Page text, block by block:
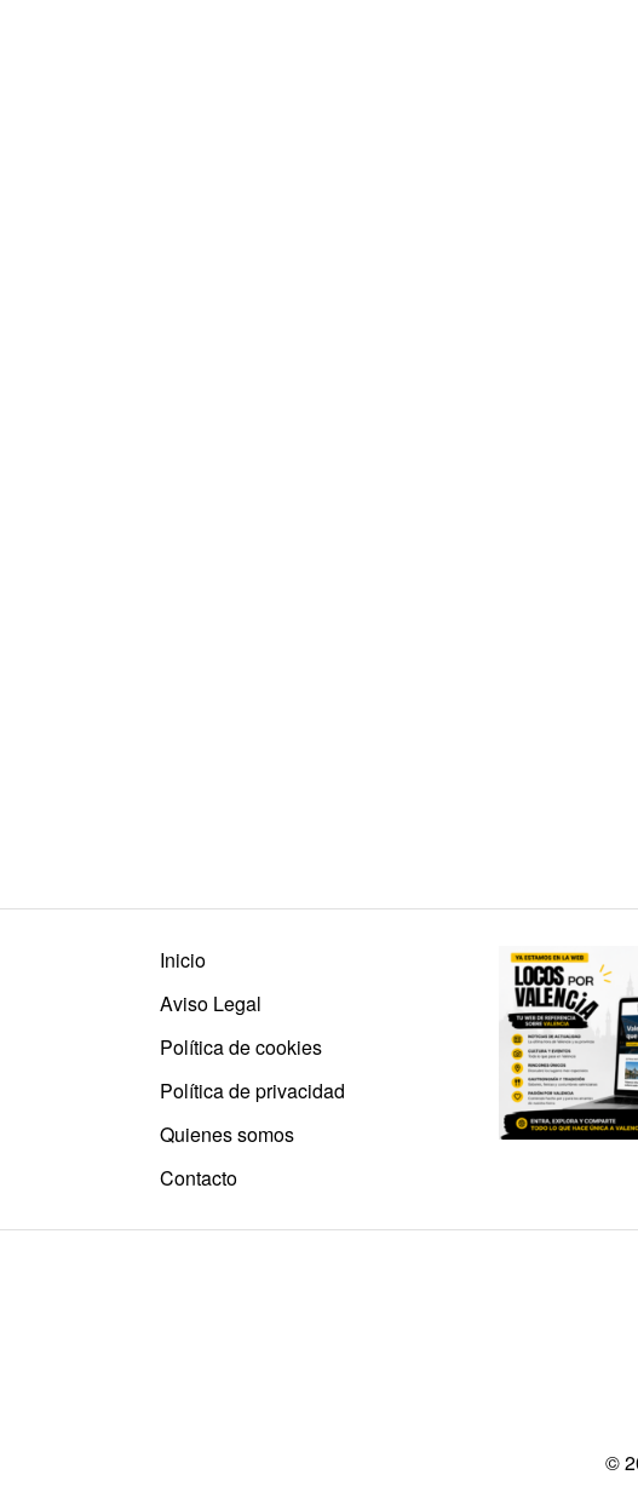
Inicio
Aviso Legal
Política de cookies
Política de privacidad
Quienes somos
Contacto
©